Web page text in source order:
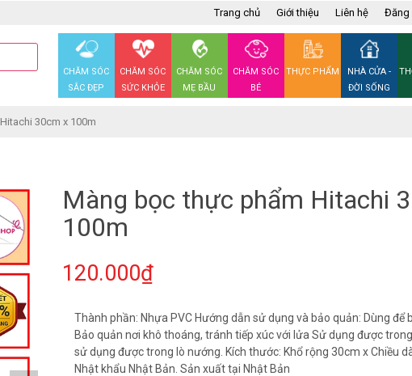
Trang chủ Giới thiệu Liên hệ Đăng
CHĂM SÓC
SẮC ĐẸP
CHĂM SÓC
SỨC KHỎE
CHĂM SÓC
MẸ BẦU
CHĂM SÓC
BÉ
THỰC PHẨM
NHÀ CỬA -
ĐỜI SỐNG
30cm x 100m
Màng bọc thực phẩm Hitachi
100m
120.000₫
Thành phần: Nhựa PVC Hướng dẫn sử dụng và bảo quản: Dùng để
Bảo quản nơi khô thoáng, tránh tiếp xúc với lửa Sử dụng được
sử dụng được trong lò nướng. Kích thước: Khổ rộng 30cm x Chiều
Nhật khẩu Nhật Bản. Sản xuất tại Nhật Bản